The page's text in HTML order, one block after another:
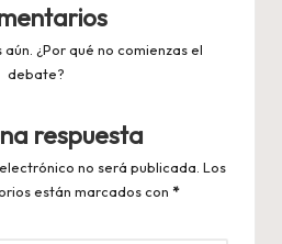
¿Por qué no comienzas el
debate?
respuesta
no será publicada. Los
están marcados con *